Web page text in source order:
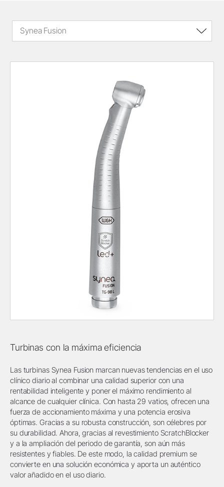
Synea Fusion
Turbinas con la máxima eficiencia
Las turbinas Synea Fusion marcan nuevas tendencias en el uso
clínico diario al combinar una calidad superior con una
rentabilidad inteligente y poner el máximo rendimiento al
alcance de cualquier clínica. Con hasta 29 vatios, ofrecen una
fuerza de accionamiento máxima y una potencia erosiva
óptimas. Gracias a su robusta construcción, son célebres por
su durabilidad. Ahora, gracias al revestimiento ScratchBlocker
y a la ampliación del periodo de garantía, son aún más
resistentes y fiables. De este modo, la calidad premium se
convierte en una solución económica y aporta un auténtico
valor añadido en el uso diario.